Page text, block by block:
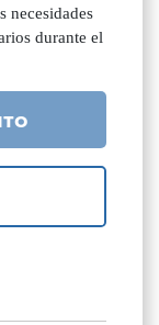
necesidades
durante el